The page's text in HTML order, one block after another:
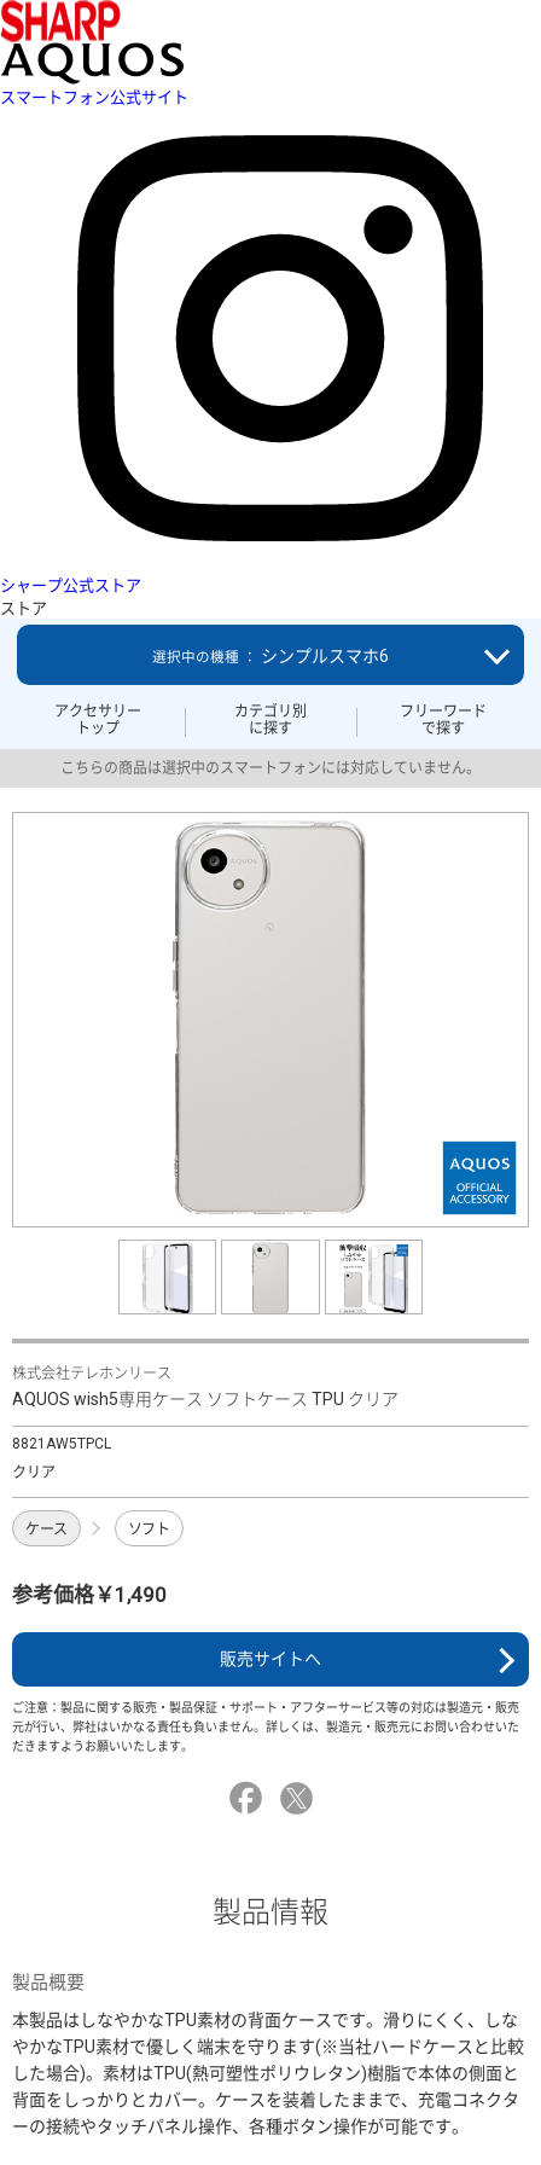
スマートフォン公式サイト
シャープ公式ストア
ストア
アクセサリー
トップ
カテゴリ別
に探す
フリーワード
で探す
選択中の機種 ： シンプルスマホ6
こちらの商品は選択中のスマートフォンには対応していません。
株式会社テレホンリース
AQUOS wish5専用ケース ソフトケース TPU クリア
8821AW5TPCL
クリア
ケース ソフト
参考価格￥1,490
販売サイトへ
ご注意：製品に関する販売・製品保証・サポート・アフターサービス等の対応は製造元・販売
元が行い、弊社はいかなる責任も負いません。詳しくは、製造元・販売元にお問い合わせいた
だきますようお願いいたします。
製品情報
製品概要
本製品はしなやかなTPU素材の背面ケースです。滑りにくく、しな
やかなTPU素材で優しく端末を守ります(※当社ハードケースと比較
した場合)。素材はTPU(熱可塑性ポリウレタン)樹脂で本体の側面と
背面をしっかりとカバー。ケースを装着したままで、充電コネクタ
ーの接続やタッチパネル操作、各種ボタン操作が可能です。